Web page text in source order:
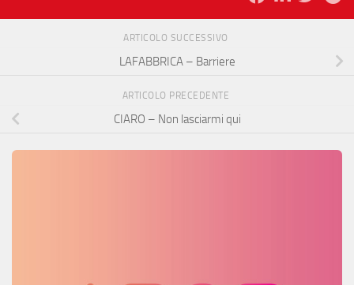
ARTICOLO SUCCESSIVO
LAFABBRICA – Barriere
ARTICOLO PRECEDENTE
CIARO – Non lasciarmi qui